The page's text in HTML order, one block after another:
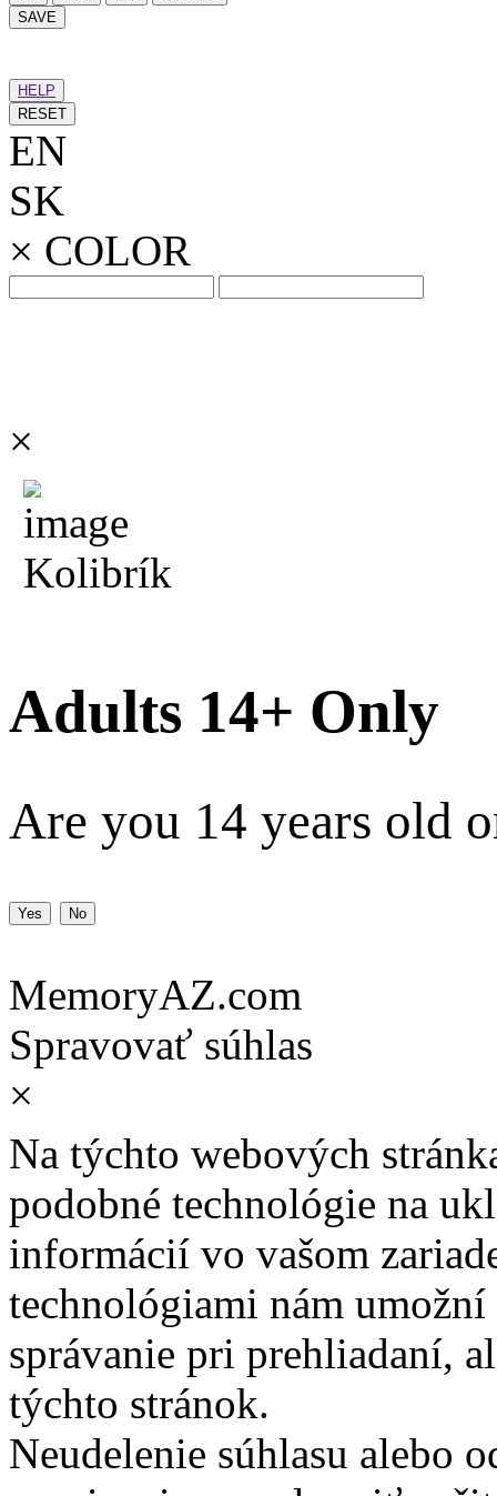
SAVE
HELP
RESET
EN
SK
× COLOR
×
Kolibrík
Adults 14+ Only
Are you 14 years old
Yes No
MemoryAZ.com
Spravovať súhlas
×
Na týchto webových
podobné technológie na
informácií vo vašom
technológiami nám
správanie pri prehliadaní,
týchto stránok.
Neudelenie súhlasu alebo